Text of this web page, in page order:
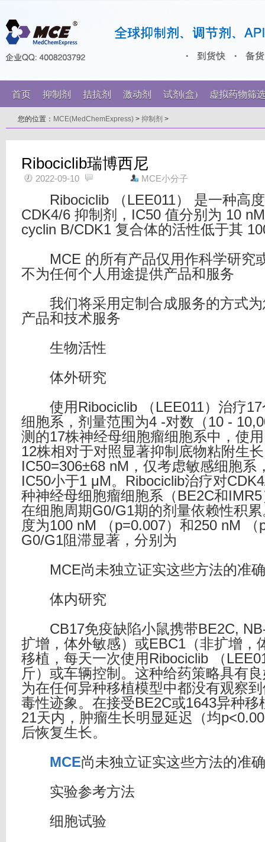
首页 抑制剂 拮抗剂 激动剂 试剂(盒) 虚拟药物筛
您的位置： MCE(MedChemExpress) > 抑制剂 >
Ribociclib瑞博西尼
2022-09-10 MCE小分子
Ribociclib （LEE011） 是一种高
CDK4/6 抑制剂，IC50 值分别为 10
cyclin B/CDK1 复合体的活性低于其
MCE 的所有产品仅用作科学研究
不为任何个人用途提供产品和服务
我们将采用定制合成服务的方式为
产品和技术服务
生物活性
体外研究
使用Ribociclib （LEE011）治疗17
细胞系，剂量范围为4 -对数（10 -
测的17株神经母细胞瘤细胞系中，使
12株相对于对照显著抑制底物粘附生
IC50=306±68 nM，仅考虑敏感细胞系
IC50小于1 μM。Ribociclib治疗对
种神经母细胞瘤细胞系（BE2C和
在细胞周期G0/G1期的剂量依赖性积
度为100 nM （p=0.007）和250 nM （
G0/G1阻滞显著，分别为
MCE尚未独立证实这些方法的准确
体内研究
CB17免疫缺陷小鼠携带BE2C,
扩增，体外敏感）或EBC1（非扩增，
移植，每天一次使用Ribociclib （
斤）或车辆控制。这种给药策略具有
为在任何异种移植模型中都没有观察
毒性迹象。在接受BE2C或1643异种移
21天内，肿瘤生长明显延迟（均
后恢复生长。
MCE尚未独立证实这些方法的准
实验参考方法
细胞试验